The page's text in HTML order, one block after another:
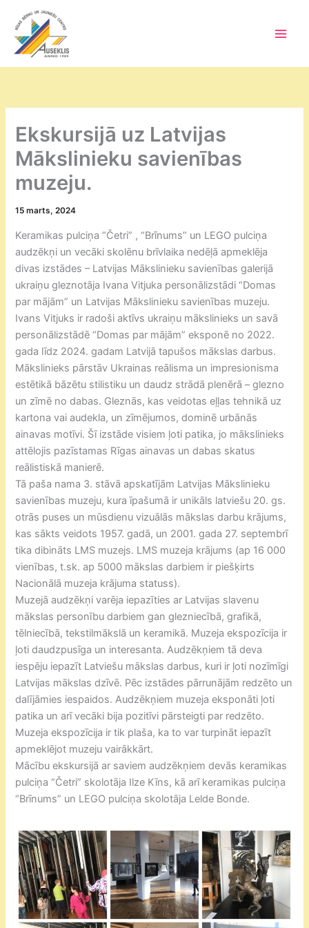
content
Ekskursijā uz Latvijas
Mākslinieku savienības
muzeju.
15 marts, 2024
Keramikas pulciņa “Četri” , “Brīnums” un LEGO pulciņa
audzēkņi un vecāki skolēnu brīvlaika nedēļā apmeklēja
divas izstādes – Latvijas Mākslinieku savienības galerijā
ukraiņu gleznotāja Ivana Vitjuka personālizstādi “Domas
par mājām” un Latvijas Mākslinieku savienības muzeju.
Ivans Vitjuks ir radoši aktīvs ukraiņu mākslinieks un savā
personālizstādē “Domas par mājām” eksponē no 2022.
gada līdz 2024. gadam Latvijā tapušos mākslas darbus.
Mākslinieks pārstāv Ukrainas reālisma un impresionisma
estētikā bāzētu stilistiku un daudz strādā plenērā – glezno
un zīmē no dabas. Gleznās, kas veidotas eļļas tehnikā uz
kartona vai audekla, un zīmējumos, dominē urbānās
ainavas motīvi. Šī izstāde visiem ļoti patika, jo mākslinieks
attēlojis pazīstamas Rīgas ainavas un dabas skatus
reālistiskā manierē.
Tā paša nama 3. stāvā apskatījām Latvijas Mākslinieku
savienības muzeju, kura īpašumā ir unikāls latviešu 20. gs.
otrās puses un mūsdienu vizuālās mākslas darbu krājums,
kas sākts veidots 1957. gadā, un 2001. gada 27. septembrī
tika dibināts LMS muzejs. LMS muzeja krājums (ap 16 000
vienības, t.sk. ap 5000 mākslas darbiem ir piešķirts
Nacionālā muzeja krājuma statuss).
Muzejā audzēkņi varēja iepazīties ar Latvijas slavenu
mākslas personību darbiem gan glezniecībā, grafikā,
tēlniecībā, tekstilmākslā un keramikā. Muzeja ekspozīcija ir
ļoti daudzpusīga un interesanta. Audzēkņiem tā deva
iespēju iepazīt Latviešu mākslas darbus, kuri ir ļoti nozīmīgi
Latvijas mākslas dzīvē. Pēc izstādes pārrunājām redzēto un
dalījāmies iespaidos. Audzēkņiem muzeja eksponāti ļoti
patika un arī vecāki bija pozitīvi pārsteigti par redzēto.
Muzeja ekspozīcija ir tik plaša, ka to var turpināt iepazīt
apmeklējot muzeju vairākkārt.
Mācību ekskursijā ar saviem audzēkņiem devās keramikas
pulciņa “Četri” skolotāja Ilze Kīns, kā arī keramikas pulciņa
“Brīnums” un LEGO pulciņa skolotāja Lelde Bonde.